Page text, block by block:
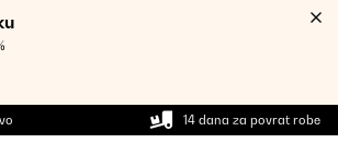
14 dana za povrat robe